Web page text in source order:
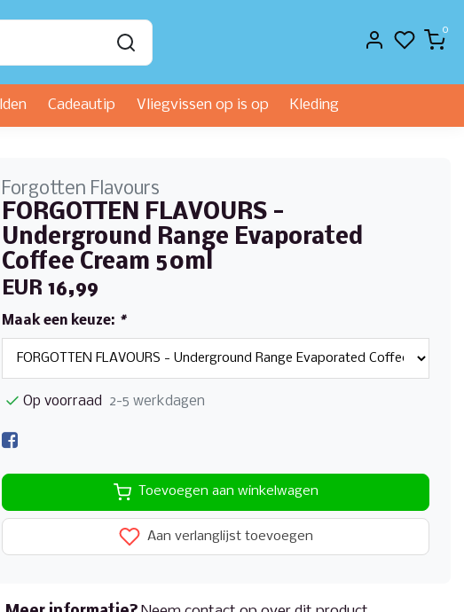
0
Cadeautip Vliegvissen op is op Kleding
Forgotten Flavours
FORGOTTEN FLAVOURS -
Underground Range Evaporated
Coffee Cream 50ml
EUR 16,99
Maak een keuze: *
Op voorraad 2-5 werkdagen
Toevoegen aan winkelwagen
Aan verlanglijst toevoegen